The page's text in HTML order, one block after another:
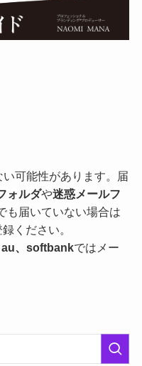
可能性があります。届
ォルダや迷惑メールフ
も届いていない場合は
ください。
、softbankではメー